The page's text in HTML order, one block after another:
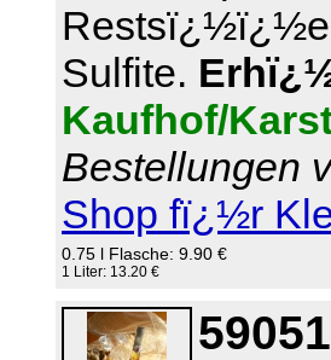
Sulfite.
Kaufhof/
Bestellungen
Shop fï¿½r
0.75 l Flasche: 9.90 €
1 Liter: 13.20 €